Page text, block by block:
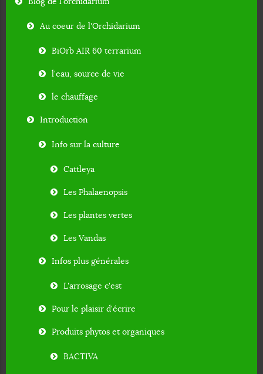
Au coeur de l'Orchidarium
BiOrb AIR 60 terrarium
l'eau, source de vie
le chauffage
Introduction
Info sur la culture
Cattleya
Les Phalaenopsis
Les plantes vertes
Les Vandas
Infos plus générales
L'arrosage c'est
Pour le plaisir d'écrire
Produits phytos et organiques
BACTIVA